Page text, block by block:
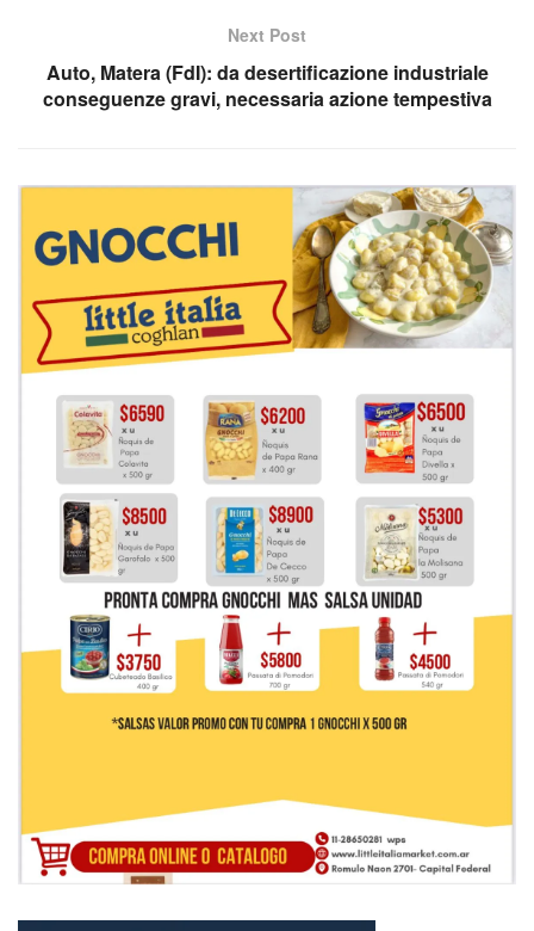
Next Post
Auto, Matera (FdI): da desertificazione industriale
conseguenze gravi, necessaria azione tempestiva